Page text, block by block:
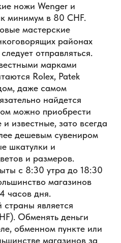
ножи Wenger и
минимум в 80 CHF.
мастерские
районах
отправляться.
марками
Rolex, Patek
даже самом
найдется
можно приобрести
известные, зато всегда
дешевым сувениром
шкатулки и
и размеров.
с 8:30 утра до 18:30
магазинов
часов дня.
является
Обменять деньги
обменном пункте или
магазинов за